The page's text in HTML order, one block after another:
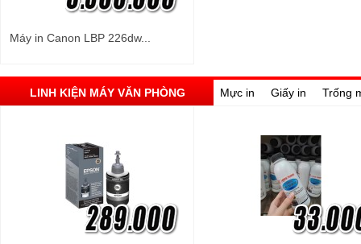
Máy in Canon LBP 226dw...
LINH KIỆN MÁY VĂN PHÒNG Mực in Giấy in Trống